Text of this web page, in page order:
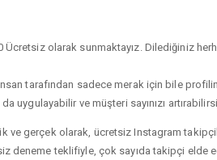
olarak sunmaktayız. Dilediğiniz
tarafından sadece merak için bile
uygulayabilir ve müşteri sayınızı
ve gerçek olarak, ücretsiz Instagram
deneme teklifiyle, çok sayıda takipçi elde